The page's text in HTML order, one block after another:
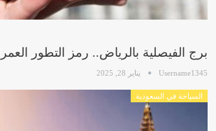
برج الفيصلية بالرياض.. رمز التطور
Username1345 يناير 28, 2025
السياحة في السعودية